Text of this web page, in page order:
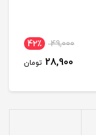
49,000 42٪
28,900 تومان